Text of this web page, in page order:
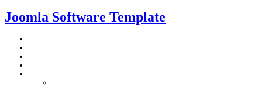
Joomla Software Template